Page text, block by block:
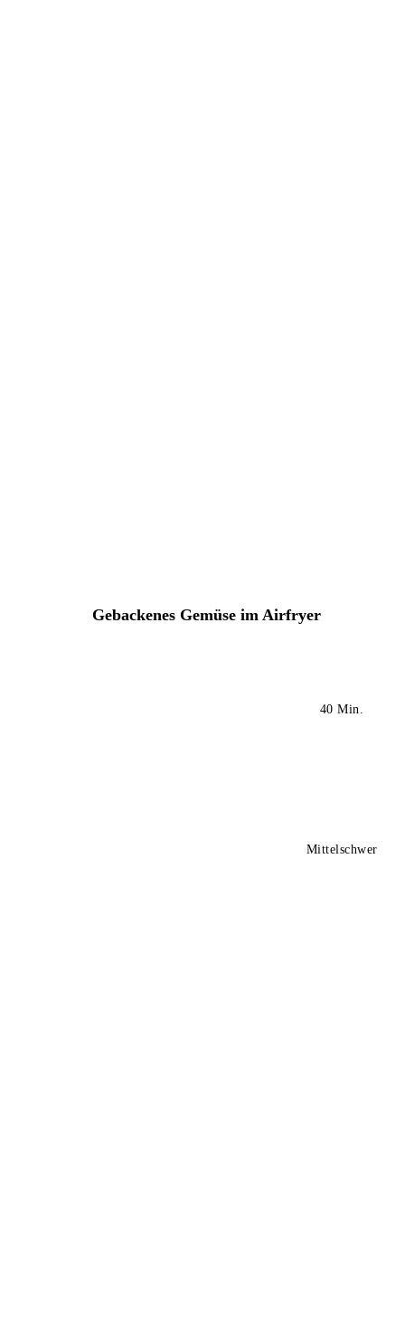
Gebackenes Gemüse im Airfryer
40 Min.
Mittelschwer